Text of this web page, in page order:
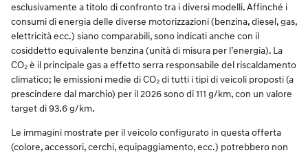
esclusivamente a titolo di confronto tra i diversi modelli. Affinché i
consumi di energia delle diverse motorizzazioni (benzina, diesel, gas,
elettricità ecc.) siano comparabili, sono indicati anche con il
cosiddetto equivalente benzina (unità di misura per l’energia). La
CO₂ è il principale gas a effetto serra responsabile del riscaldamento
climatico; le emissioni medie di CO₂ di tutti i tipi di veicoli proposti (a
prescindere dal marchio) per il 2026 sono di 111 g/km, con un valore
target di 93.6 g/km.
Le immagini mostrate per il veicolo configurato in questa offerta
(colore, accessori, cerchi, equipaggiamento, ecc.) potrebbero non